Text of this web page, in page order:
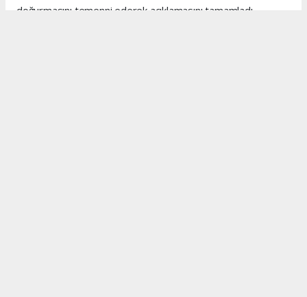
doğurmasını temenni ederek açıklamasını tamamladı.